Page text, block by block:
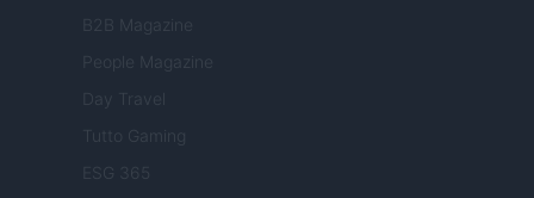
B2B Magazine
People Magazine
Day Travel
Tutto Gaming
ESG 365